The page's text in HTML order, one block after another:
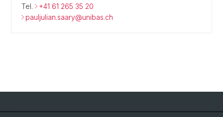
Tel.
+41 61 265 35 20
pauljulian.saary@unibas.ch